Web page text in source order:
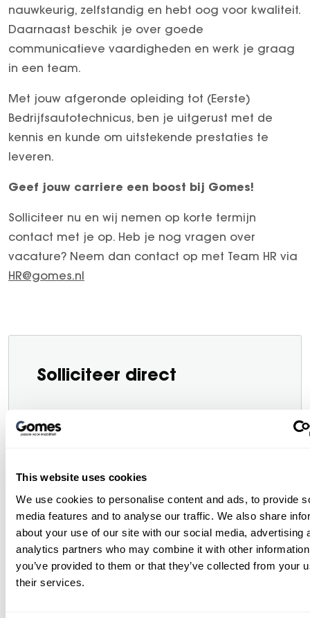
This website uses cookies
We use cookies to personalise content and ads, to provide
media features and to analyse our traffic. We also share
about your use of our site with our social media, advertising
analytics partners who may combine it with other
you’ve provided to them or that they’ve collected from your
their services.
nauwkeurig, zelfstandig en hebt oog voor kwaliteit.
Daarnaast beschik je over goede
communicatieve vaardigheden en werk je graag
in een team.
Met jouw afgeronde opleiding tot (Eerste)
Bedrijfsautotechnicus, ben je uitgerust met de
kennis en kunde om uitstekende prestaties te
leveren.
Geef jouw carriere een boost bij Gomes!
Solliciteer nu en wij nemen op korte termijn
contact met je op. Heb je nog vragen over
vacature? Neem dan contact op met Team HR via
HR@gomes.nl
Solliciteer direct
Achternaam*
E-mailadres*